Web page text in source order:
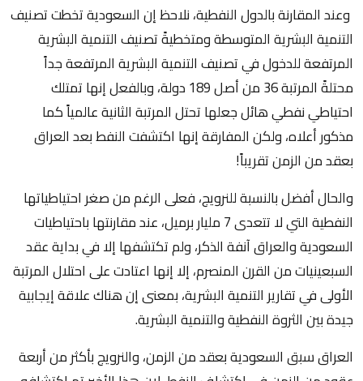
وعند المقارنة بالدول النفطية، نلاحظ إن السعودية تخطت تصنيف
التنمية البشرية المتوسطة ومتخطيةً تصنيف التنمية البشرية
المرتفعة للدخول في تصنيف التنمية البشرية المرتفعة جداً
محتلةً المرتبة 36 من أصل 189 دولة، وبالفعل إنها تمتلك
احتياطي نفطي هائل جعلها تحتل المرتبة الثانية عالمياً كما
مذكور أعلاه، ولكن المفارقة إنها اكتشفت النفط بعد العراق
بعقد من الزمن تقريباً!
والحال أفضل بالنسبة للنرويج، فعلى الرغم من صغر احتياطياتها
النفطية التي لا تتعدى 7 مليار برميل، عند مقارنتها باحتياطيات
السعودية والعراق آنفة الذكر، ولم تكتشفها إلا في بداية عقد
السبعينيات من القرن المنصرم، إلا إنها اعتادت على احتلال المرتبة
الأولى في تقارير التنمية البشرية، بمعنى إن هناك علاقة إيجابية
جيدة بين الثروة النفطية والتنمية البشرية.
العراق سبق السعودية بعقد من الزمن، والنرويج بأكثر من أربعة